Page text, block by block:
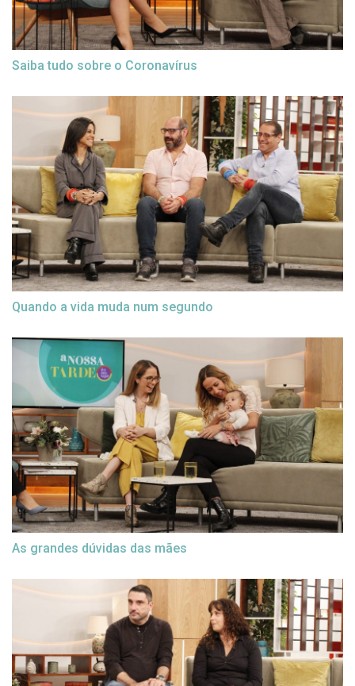
Saiba tudo sobre o Coronavírus
Quando a vida muda num segundo
As grandes dúvidas das mães